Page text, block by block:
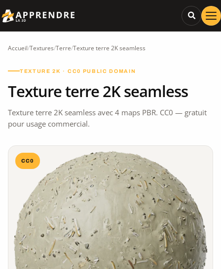
Accueil/Textures/Terre/Texture terre 2K seamless
TEXTURE 2K · CC0 PUBLIC DOMAIN
Texture terre 2K seamless
Texture terre 2K seamless avec 4 maps PBR. CC0 — gratuit
pour usage commercial.
CC0